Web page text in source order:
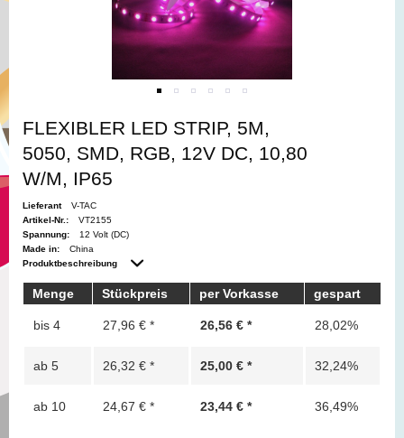
FLEXIBLER LED STRIP, 5M,
5050, SMD, RGB, 12V DC, 10,80
W/M, IP65
Lieferant
V-TAC
Artikel-Nr.:
VT2155
Spannung:
12 Volt (DC)
Made in:
China
Produktbeschreibung
Menge Stückpreis per Vorkasse gespart
bis 4 27,96 € * 26,56 € * 28,02%
ab 5 26,32 € * 25,00 € * 32,24%
ab 10 24,67 € * 23,44 € * 36,49%